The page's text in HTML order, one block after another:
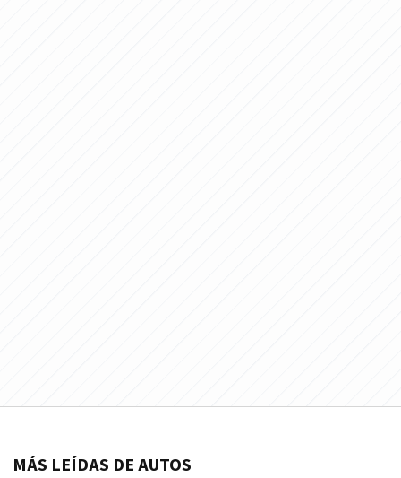
MÁS LEÍDAS DE AUTOS